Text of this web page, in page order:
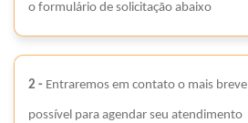
o formulário de solicitação abaixo
2 - Entraremos em contato o mais breve
possível para agendar seu atendimento